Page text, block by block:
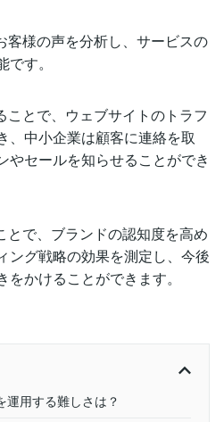
客様の声を分析し、サービスの
す。
ことで、ウェブサイトのトラフ
、中小企業は顧客に連絡を取
やセールを知らせることができ
とで、ブランドの認知度を高め
ング戦略の効果を測定し、今後
かけることができます。
運用する難しさは？